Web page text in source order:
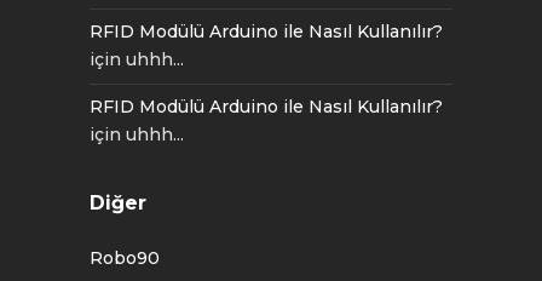
RFID Modülü Arduino ile Nasıl Kullanılır?
için uhhh...
RFID Modülü Arduino ile Nasıl Kullanılır?
için uhhh...
Diğer
Robo90